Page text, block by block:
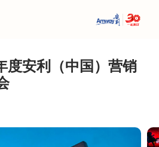
度安利（中国）营销